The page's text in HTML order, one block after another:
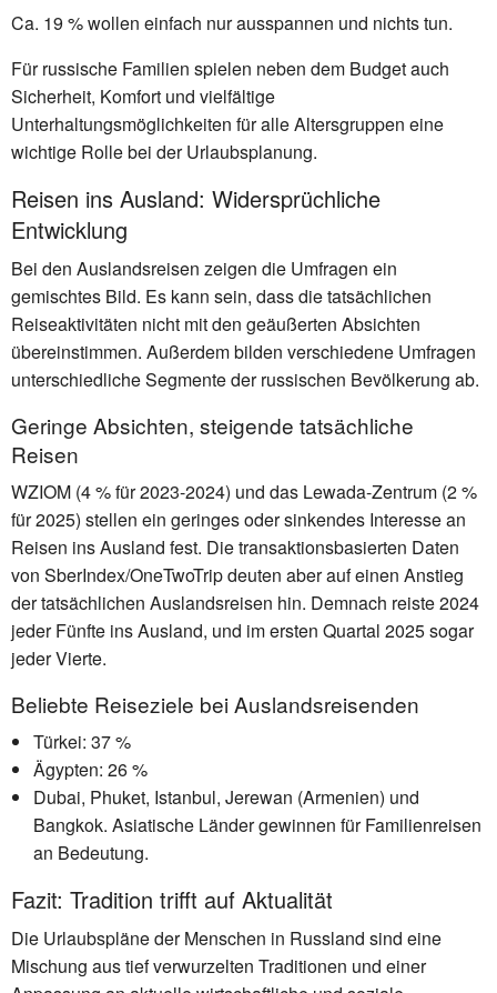
Ca. 19 % wollen einfach nur ausspannen und nichts tun.
Für russische Familien spielen neben dem Budget auch
Sicherheit, Komfort und vielfältige
Unterhaltungsmöglichkeiten für alle Altersgruppen eine
wichtige Rolle bei der Urlaubsplanung.
Reisen ins Ausland: Widersprüchliche
Entwicklung
Bei den Auslandsreisen zeigen die Umfragen ein
gemischtes Bild. Es kann sein, dass die tatsächlichen
Reiseaktivitäten nicht mit den geäußerten Absichten
übereinstimmen. Außerdem bilden verschiedene Umfragen
unterschiedliche Segmente der russischen Bevölkerung ab.
Geringe Absichten, steigende tatsächliche
Reisen
WZIOM (4 % für 2023-2024) und das Lewada-Zentrum (2 %
für 2025) stellen ein geringes oder sinkendes Interesse an
Reisen ins Ausland fest. Die transaktionsbasierten Daten
von SberIndex/OneTwoTrip deuten aber auf einen Anstieg
der tatsächlichen Auslandsreisen hin. Demnach reiste 2024
jeder Fünfte ins Ausland, und im ersten Quartal 2025 sogar
jeder Vierte.
Beliebte Reiseziele bei Auslandsreisenden
Türkei: 37 %
Ägypten: 26 %
Dubai, Phuket, Istanbul, Jerewan (Armenien) und
Bangkok. Asiatische Länder gewinnen für Familienreisen
an Bedeutung.
Fazit: Tradition trifft auf Aktualität
Die Urlaubspläne der Menschen in Russland sind eine
Mischung aus tief verwurzelten Traditionen und einer